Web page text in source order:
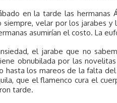
en la tarde las hermanas
siempre, velar por los jarabes
asumirían el costo. La
el jarabe que no
obnubilada por las
hasta los mareos de la falta del
que el flamenco cura el
tarde.